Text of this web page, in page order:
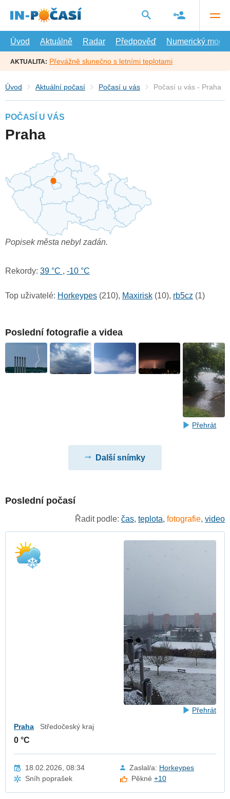
hlavní
Úvod
Aktuálně Radar Předpověď Numerický model
AKTUALITA: Převážně slunečno s letními teplotami
Úvod Aktuální počasí Počasí u vás Počasí u vás - Praha
POČASÍ U VÁS
Praha
Popisek města nebyl zadán.
Rekordy: 39 °C , -10 °C
Top uživatelé: Horkeypes (210), Maxirisk (10), rb5cz (1)
Poslední fotografie a videa
Přehrát
Další snímky
Poslední počasí
Řadit podle: čas, teplota, fotografie, video
Přehrát
Praha Středočeský kraj
0 °C
18.02.2026, 08:34 Zaslal/a: Horkeypes
Sníh poprašek
Pěkné+10